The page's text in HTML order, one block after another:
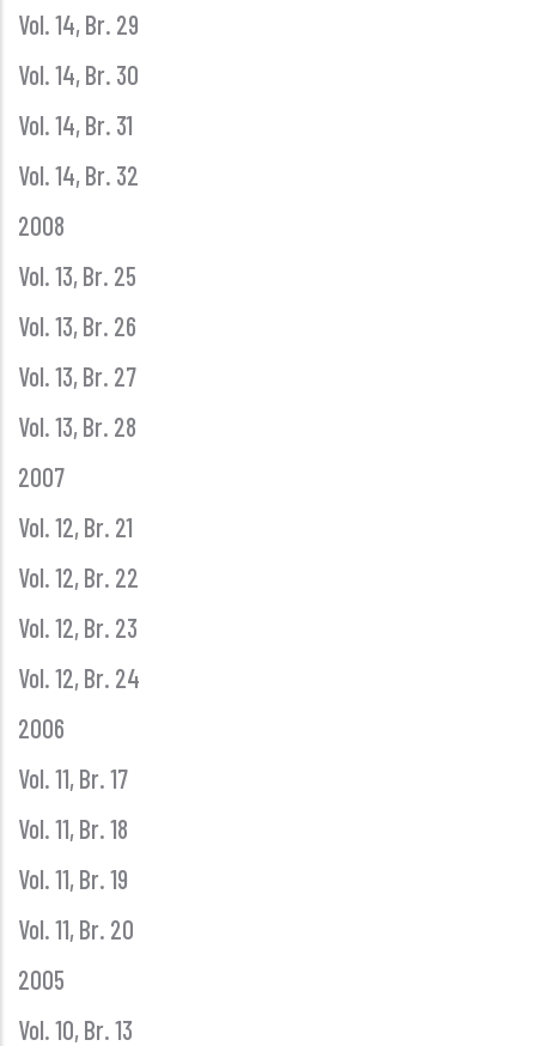
Vol. 14, Br. 29
Vol. 14, Br. 30
Vol. 14, Br. 31
Vol. 14, Br. 32
2008
Vol. 13, Br. 25
Vol. 13, Br. 26
Vol. 13, Br. 27
Vol. 13, Br. 28
2007
Vol. 12, Br. 21
Vol. 12, Br. 22
Vol. 12, Br. 23
Vol. 12, Br. 24
2006
Vol. 11, Br. 17
Vol. 11, Br. 18
Vol. 11, Br. 19
Vol. 11, Br. 20
2005
Vol. 10, Br. 13